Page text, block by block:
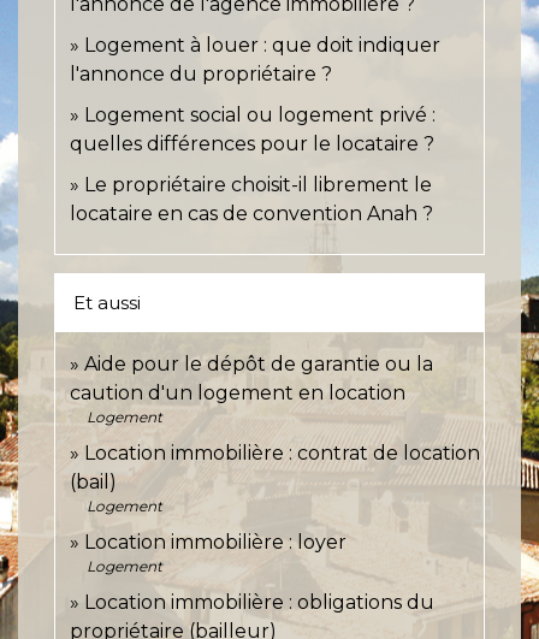
Logement à louer : que doit indiquer
l'annonce du propriétaire ?
Logement social ou logement privé :
quelles différences pour le locataire ?
Le propriétaire choisit-il librement le
locataire en cas de convention Anah ?
Et aussi
Aide pour le dépôt de garantie ou la
caution d'un logement en location
Logement
Location immobilière : contrat de location
(bail)
Logement
Location immobilière : loyer
Logement
Location immobilière : obligations du
propriétaire (bailleur)